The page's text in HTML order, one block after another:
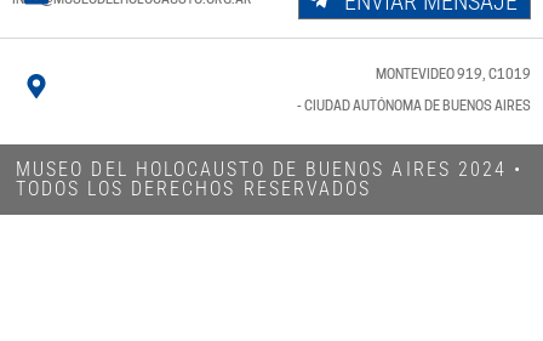
MONTEVIDEO 919, C1019
- CIUDAD AUTÓNOMA DE BUENOS AIRES
MUSEO DEL HOLOCAUSTO DE BUENOS AIRES 2024​ •
TODOS LOS DERECHOS RESERVADOS